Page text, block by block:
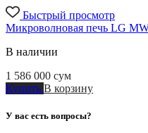
Быстрый просмотр
Микроволновая печь LG
В наличии
1 586 000 сум
Купить В корзину
У вас есть вопросы?